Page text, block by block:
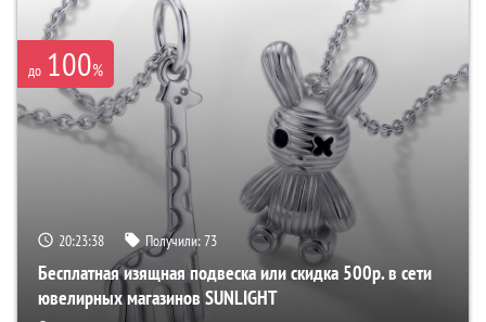
до 100%
20:23:38 Получили:73
Бесплатная изящная подвеска или скидка 500р. в сети
ювелирных магазинов SUNLIGHT